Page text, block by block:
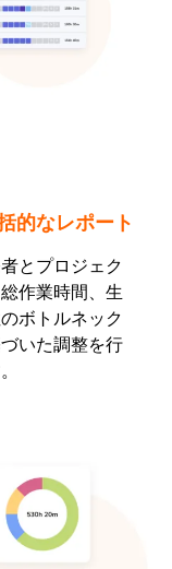
的なレポート
とプロジェク
作業時間、生
ボトルネック
いた調整を行